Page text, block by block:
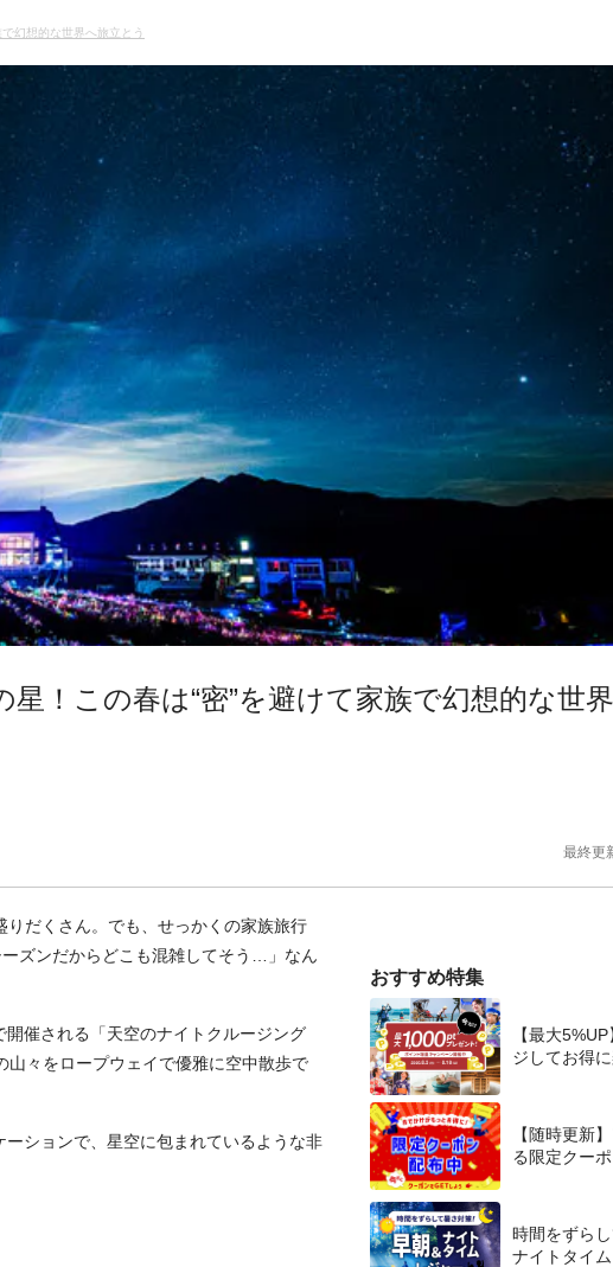
幻想的な世界へ旅立とう
！この春は“密”を避けて家族で幻想的な世
最終更
だくさん。でも、せっかくの家族旅行
ズンだからどこも混雑してそう…」なん
催される「天空のナイトクルージング
々をロープウェイで優雅に空中散歩で
ションで、星空に包まれているような非
おすすめ特集
【最大
ジしてお得
【随時更新
る限定クー
時間をずら
ナイトタイ